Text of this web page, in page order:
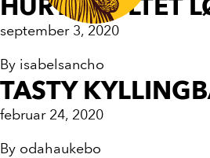
september 3, 2020
By isabelsancho
TASTY
februar 24, 2020
By odahaukebo